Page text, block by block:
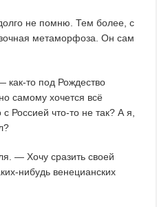
не помню. Тем более, с
метаморфоза. Он сам
то под Рождество
самому хочется всё
Россией что-то не так? А я,
— Хочу сразить своей
нибудь венецианских